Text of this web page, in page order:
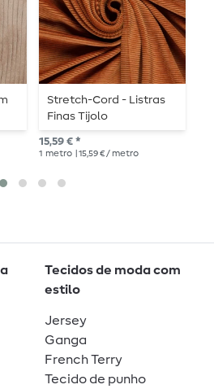
Stretch-Cord - Listras
Finas Tijolo
15,59 € *
1 metro | 15,59 € / metro
Tecidos de moda com
estilo
Jersey
Ganga
French Terry
Tecido de punho